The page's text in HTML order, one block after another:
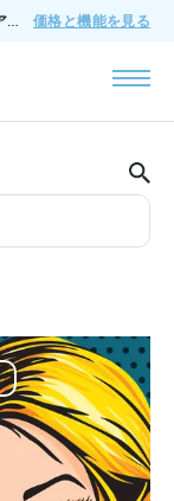
🔥月額$200でTenjinにフルアクセス - 全機能、アドオンなし、いつでもキャンセル可能。 価格と機能を見る